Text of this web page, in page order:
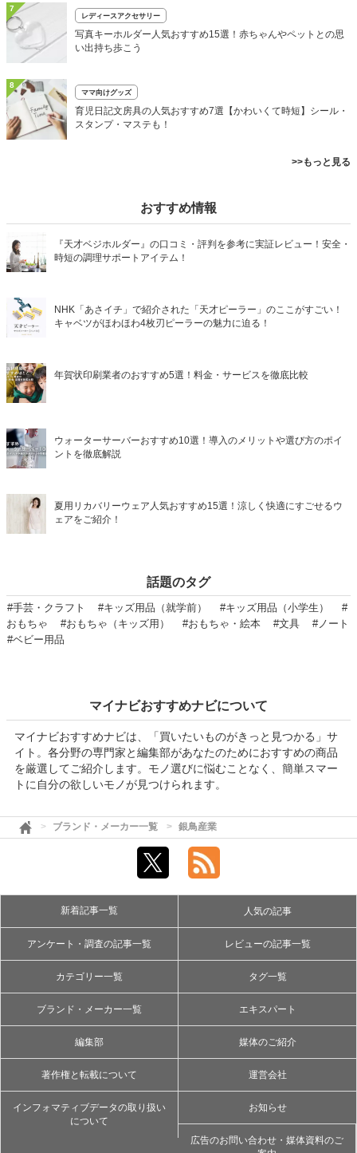
7
レディースアクセサリー
写真キーホルダー人気おすすめ15選！赤ちゃんやペットとの思
い出持ち歩こう
8
ママ向けグッズ
育児日記文房具の人気おすすめ7選【かわいくて時短】シール・
スタンプ・マステも！
>>もっと見る
おすすめ情報
『天才ベジホルダー』の口コミ・評判を参考に実証レビュー！安全・
時短の調理サポートアイテム！
NHK「あさイチ」で紹介された「天才ピーラー」のここがすごい！
キャベツがほわほわ4枚刃ピーラーの魅力に迫る！
年賀状印刷業者のおすすめ5選！料金・サービスを徹底比較
ウォーターサーバーおすすめ10選！導入のメリットや選び方のポイ
ントを徹底解説
夏用リカバリーウェア人気おすすめ15選！涼しく快適にすごせるウ
ェアをご紹介！
話題のタグ
#手芸・クラフト #キッズ用品（就学前） #キッズ用品（小学生）
#
おもちゃ
#おもちゃ（キッズ用） #おもちゃ・絵本 #文具
#ノート
#ベビー用品
マイナビおすすめナビについて
マイナビおすすめナビは、「買いたいものがきっと見つかる」サ
イト。各分野の専門家と編集部があなたのためにおすすめの商品
を厳選してご紹介します。モノ選びに悩むことなく、簡単スマー
トに自分の欲しいモノが見つけられます。
ブランド・メーカー一覧 銀鳥産業
新着記事一覧 人気の記事
アンケート・調査の記事一覧 レビューの記事一覧
カテゴリー一覧 タグ一覧
ブランド・メーカー一覧 エキスパート
編集部 媒体のご紹介
著作権と転載について 運営会社
インフォマティブデータの取り扱い
について
お知らせ
広告のお問い合わせ・媒体資料のご